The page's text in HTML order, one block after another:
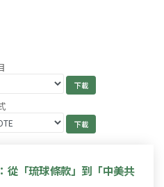
從「琉球條款」到「中美共